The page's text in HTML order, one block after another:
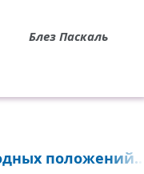
Блез Паскаль
положений...